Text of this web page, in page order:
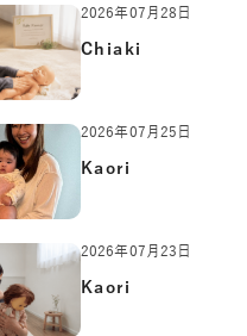
2026年07月28日
Chiaki
2026年07月25日
Kaori
2026年07月23日
Kaori